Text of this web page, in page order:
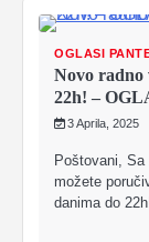
OGLASI
Novo radno
22h! –
3 Aprila, 2025
Poštovani,
možete
danima do